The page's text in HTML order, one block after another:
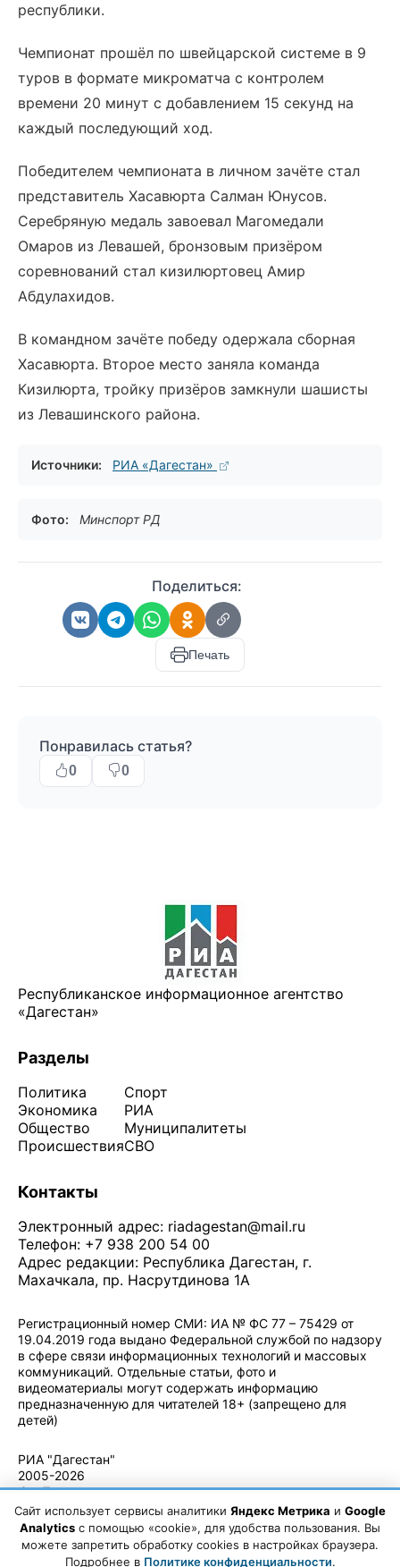
республики.
Чемпионат прошёл по швейцарской системе в 9
туров в формате микроматча с контролем
времени 20 минут с добавлением 15 секунд на
каждый последующий ход.
Победителем чемпионата в личном зачёте стал
представитель Хасавюрта Салман Юнусов.
Серебряную медаль завоевал Магомедали
Омаров из Левашей, бронзовым призёром
соревнований стал кизилюртовец Амир
Абдулахидов.
В командном зачёте победу одержала сборная
Хасавюрта. Второе место заняла команда
Кизилюрта, тройку призёров замкнули шашисты
из Левашинского района.
Источники: РИА «Дагестан»
Фото: Минспорт РД
Поделиться:
Печать
Понравилась статья?
0 0
Республиканское информационное агентство
«Дагестан»
Разделы
Политика
Экономика
Общество
Происшествия
Спорт
РИА
Муниципалитеты
СВО
Контакты
Электронный адрес: riadagestan@mail.ru
Телефон: +7 938 200 54 00
Адрес редакции: Республика Дагестан, г.
Махачкала, пр. Насрутдинова 1А
Регистрационный номер СМИ: ИА № ФС 77 – 75429 от
19.04.2019 года выдано Федеральной службой по надзору
в сфере связи информационных технологий и массовых
коммуникаций. Отдельные статьи, фото и
видеоматериалы могут содержать информацию
предназначенную для читателей 18+ (запрещено для
детей)
РИА "Дагестан"
2005-2026
© - Правила
использования
материалов.
Авторские
Сайт использует сервисы аналитики Яндекс Метрика и Google
Analytics с помощью «cookie», для удобства пользования. Вы
можете запретить обработку cookies в настройках браузера.
Подробнее в Политике конфиденциальности.